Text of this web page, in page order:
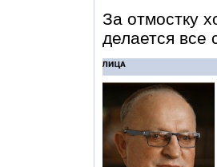
За отмостку
делается все